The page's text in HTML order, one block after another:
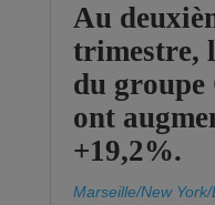
Au
trimestre,
du
ont
+19,2%.
Marseille/New